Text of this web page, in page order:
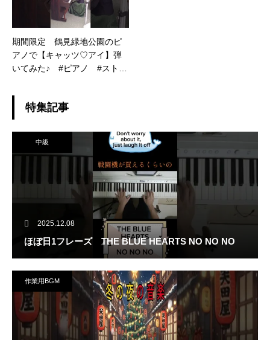
期間限定 鶴見緑地公園のピ
アノで【キャッツ♡アイ】弾
いてみた♪ #ピアノ #ストリ
特集記事
中級
2025.12.08
ほぼ日1フレーズ THE BLUE HEARTS NO NO NO
作業用BGM